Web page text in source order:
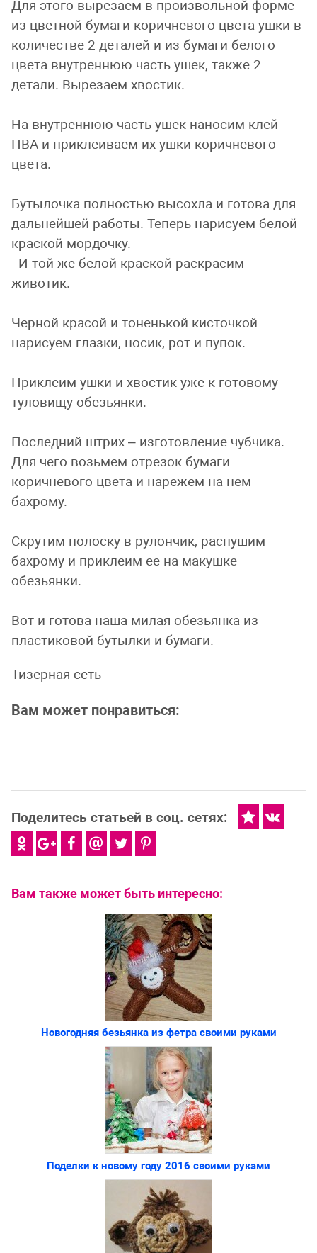
Для этого вырезаем в произвольной форме
из цветной бумаги коричневого цвета ушки в
количестве 2 деталей и из бумаги белого
цвета внутреннюю часть ушек, также 2
детали. Вырезаем хвостик.
На внутреннюю часть ушек наносим клей
ПВА и приклеиваем их ушки коричневого
цвета.
Бутылочка полностью высохла и готова для
дальнейшей работы. Теперь нарисуем белой
краской мордочку.
И той же белой краской раскрасим
животик.
Черной красой и тоненькой кисточкой
нарисуем глазки, носик, рот и пупок.
Приклеим ушки и хвостик уже к готовому
туловищу обезьянки.
Последний штрих – изготовление чубчика.
Для чего возьмем отрезок бумаги
коричневого цвета и нарежем на нем
бахрому.
Скрутим полоску в рулончик, распушим
бахрому и приклеим ее на макушке
обезьянки.
Вот и готова наша милая обезьянка из
пластиковой бутылки и бумаги.
Тизерная сеть
Вам может понравиться:
Поделитесь статьей в соц. сетях:
Вам также может быть интересно:
Новогодняя безьянка из фетра своими руками
Поделки к новому году 2016 своими руками